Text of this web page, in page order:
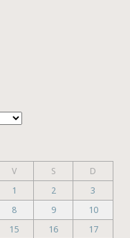
V S
D
1
2
3
8 9
10
15 16
17